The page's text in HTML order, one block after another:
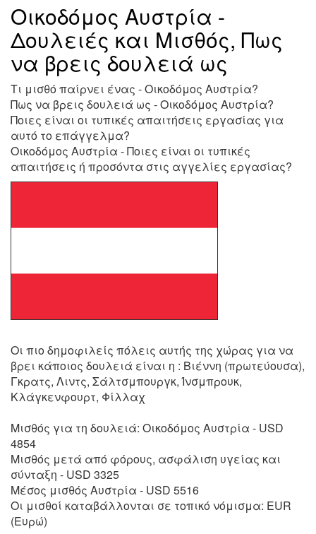
Οικοδόμος Αυστρία -
Δουλειές και Μισθός, Πως
να βρεις δουλειά ως
Τι μισθό παίρνει ένας - Οικοδόμος Αυστρία?
Πως να βρεις δουλειά ως - Οικοδόμος Αυστρία?
Ποιες είναι οι τυπικές απαιτήσεις εργασίας για
αυτό το επάγγελμα?
Οικοδόμος Αυστρία - Ποιες είναι οι τυπικές
απαιτήσεις ή προσόντα στις αγγελίες εργασίας?
Οι πιο δημοφιλείς πόλεις αυτής της χώρας για να
βρει κάποιος δουλειά είναι η : Βιέννη (πρωτεύουσα),
Γκρατς, Λιντς, Σάλτσμπουργκ, Ίνσμπρουκ,
Κλάγκενφουρτ, Φίλλαχ
Μισθός για τη δουλειά: Οικοδόμος Αυστρία - USD
4854
Μισθός μετά από φόρους, ασφάλιση υγείας και
σύνταξη - USD 3325
Μέσος μισθός Αυστρία - USD 5516
Οι μισθοί καταβάλλονται σε τοπικό νόμισμα: EUR
(Ευρώ)